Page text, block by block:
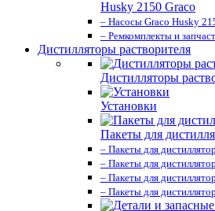
Husky 2150 Graco
– Насосы Graco Husky
– Ремкомплекты и
Дистилляторы растворителя
Дистилляторы
Установки
Пакеты для
– Пакеты для
– Пакеты для
– Пакеты для
– Пакеты для